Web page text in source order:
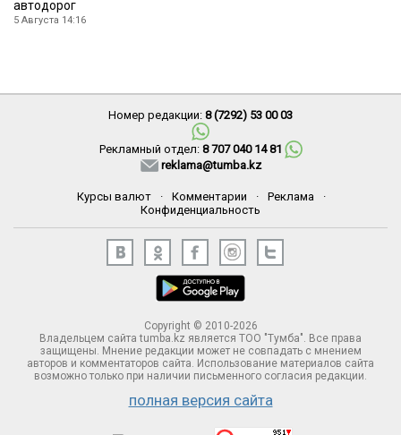
автодорог
5 Августа 14:16
Номер редакции: 8 (7292) 53 00 03
Рекламный отдел: 8 707 040 14 81
reklama@tumba.kz
Курсы валют · Комментарии · Реклама
·
Конфиденциальность
Copyright © 2010-2026
Владельцем сайта tumba.kz является ТОО "Тумба". Все права
защищены. Мнение редакции может не совпадать с мнением
авторов и комментаторов сайта. Использование материалов сайта
возможно только при наличии письменного согласия редакции.
полная версия сайта